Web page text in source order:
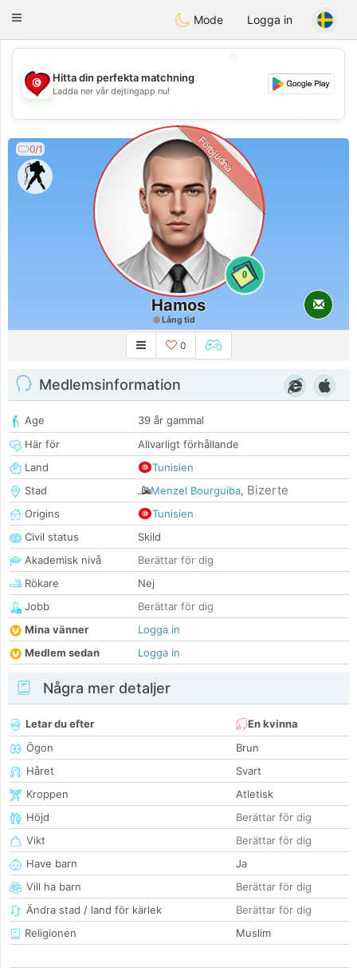
Tunisia Dating
Toggle
Mode Logga in
💖
💕
💕
Hitta din perfekta matchning
Ladda ner vår dejtingapp nu!
0/1
0
Förbjudna
Hamos
Lång tid
0
Medlemsinformation
Age
39 år gammal
Här för
Allvarligt förhållande
Land
Tunisien
Stad
Menzel Bourguiba, Bizerte
Origins
Tunisien
Civil status
Skild
Akademisk nivå
Berättar för dig
Rökare
Nej
Jobb
Berättar för dig
Mina vänner
Logga in
Medlem sedan
Logga in
Några mer detaljer
Letar du efter
En kvinna
Ögon
Brun
Håret
Svart
Kroppen
Atletisk
Höjd
Berättar för dig
Vikt
Berättar för dig
Have barn
Ja
Vill ha barn
Berättar för dig
Ändra stad / land för kärlek
Berättar för dig
Religionen
Muslim